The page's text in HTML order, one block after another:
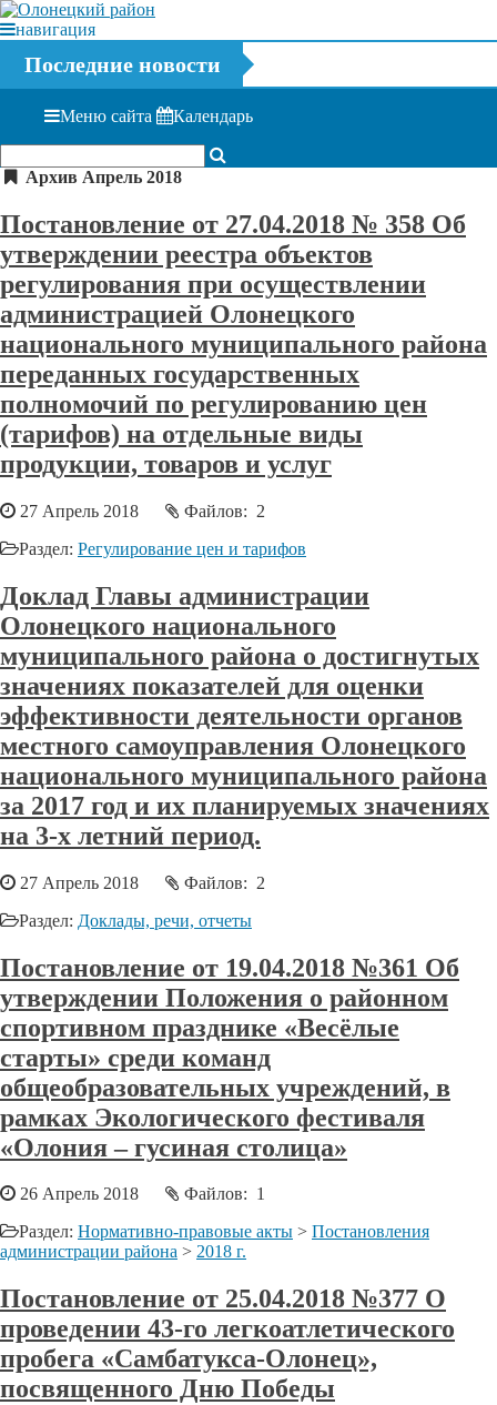
навигация
Последние новости
Меню сайта Календарь
Архив Апрель 2018
Постановление от 27.04.2018 № 358 Об
утверждении реестра объектов
регулирования при осуществлении
администрацией Олонецкого
национального муниципального района
переданных государственных
полномочий по регулированию цен
(тарифов) на отдельные виды
продукции, товаров и услуг
27 Апрель 2018
Файлов: 2
Раздел: Регулирование цен и тарифов
Доклад Главы администрации
Олонецкого национального
муниципального района о достигнутых
значениях показателей для оценки
эффективности деятельности органов
местного самоуправления Олонецкого
национального муниципального района
за 2017 год и их планируемых значениях
на 3-х летний период.
27 Апрель 2018
Файлов: 2
Раздел: Доклады, речи, отчеты
Постановление от 19.04.2018 №361 Об
утверждении Положения о районном
спортивном празднике «Весёлые
старты» среди команд
общеобразовательных учреждений, в
рамках Экологического фестиваля
«Олония – гусиная столица»
26 Апрель 2018
Файлов: 1
Раздел: Нормативно-правовые акты > Постановления
администрации района > 2018 г.
Постановление от 25.04.2018 №377 О
проведении 43-го легкоатлетического
пробега «Самбатукса-Олонец»,
посвященного Дню Победы